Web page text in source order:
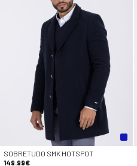
SOBRETUDO SMK HOTSPOT
149.99€